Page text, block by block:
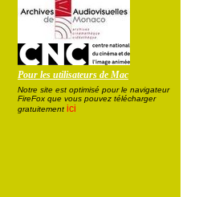
Pour les utilisateurs de Mac
Notre site est optimisé pour le navigateur
FireFox que vous pouvez télécharger
gratuitement ici